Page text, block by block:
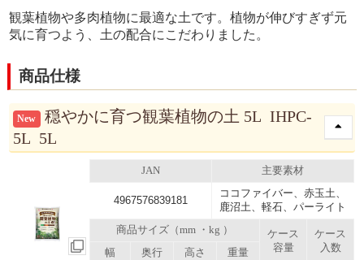
観葉植物や多肉植物に最適な土です。植物が伸びすぎず元
気に育つよう、土の配合にこだわりました。
商品仕様
New
穏やかに育つ観葉植物の土 5L IHPC-
5L 5L
JAN 主要素材
4967576839181
ココファイバー、赤玉土、
鹿沼土、軽石、パーライト
商品サイズ（mm ・kg ）
ケース
容量
ケース
入数
幅 奥行 高さ 重量